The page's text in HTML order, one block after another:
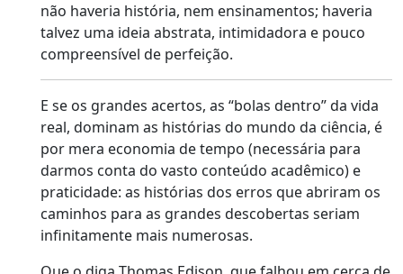
não haveria história, nem ensinamentos; haveria
talvez uma ideia abstrata, intimidadora e pouco
compreensível de perfeição.
E se os grandes acertos, as “bolas dentro” da vida
real, dominam as histórias do mundo da ciência, é
por mera economia de tempo (necessária para
darmos conta do vasto conteúdo acadêmico) e
praticidade: as histórias dos erros que abriram os
caminhos para as grandes descobertas seriam
infinitamente mais numerosas.